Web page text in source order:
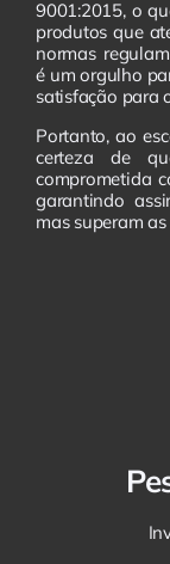
9001:2015, o
produtos que
normas
é um orgulho
satisfação para
Portanto, ao
certeza de
comprometida
garantindo
mas superam